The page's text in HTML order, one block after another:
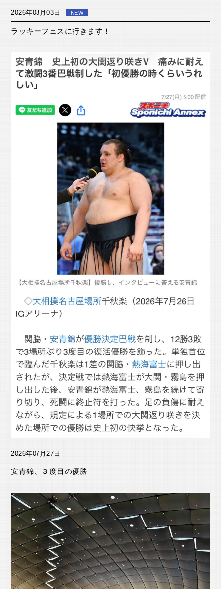
2026年08月03日 NEW
ラッキーフェスに行きます！
2026年07月27日
安青錦、３度目の優勝